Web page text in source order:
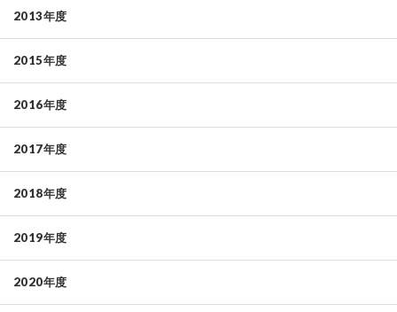
2013年度
2015年度
2016年度
2017年度
2018年度
2019年度
2020年度